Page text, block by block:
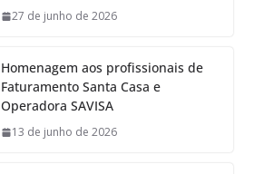
27 de junho de 2026
Homenagem aos profissionais de
Faturamento Santa Casa e
Operadora SAVISA
13 de junho de 2026